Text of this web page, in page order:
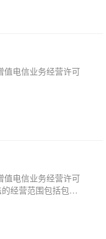
值电信业务经营许可
值电信业务经营许可
经营范围包括包括